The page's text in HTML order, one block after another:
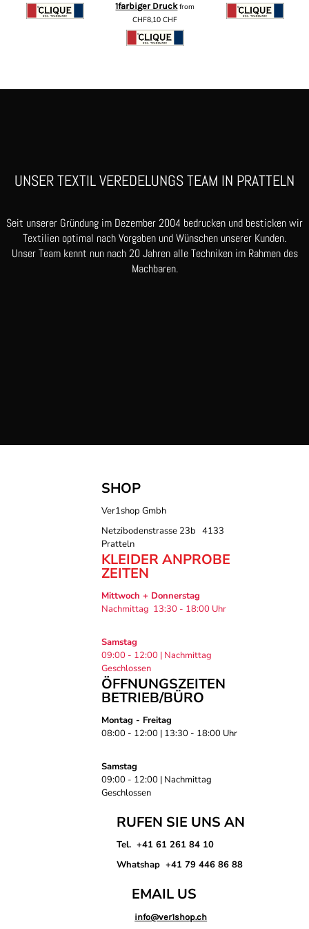
1farbiger Druckfrom
CHF8,10CHF
UNSER TEXTIL VEREDELUNGS TEAM IN PRATTELN
Seit unserer Gründung im Dezember 2004 bedrucken und besticken wir
Textilien optimal nach Vorgaben und Wünschen unserer Kunden.
Unser Team kennt nun nach 20 Jahren alle Techniken im Rahmen des
Machbaren.
SHOP
Ver1shop Gmbh
Netzibodenstrasse 23b 4133
Pratteln
KLEIDER ANPROBE
ZEITEN
Mittwoch + Donnerstag
Nachmittag 13:30 - 18:00 Uhr
Samstag
09:00 - 12:00 | Nachmittag
Geschlossen
ÖFFNUNGSZEITEN
BETRIEB/BÜRO
Montag - Freitag
08:00 - 12:00 | 13:30 - 18:00 Uhr
Samstag
09:00 - 12:00 | Nachmittag
Geschlossen
RUFEN SIE UNS AN
Tel. +41 61 261 84 10
Whatshap +41 79 446 86 88
EMAIL US
info@ver1shop.ch